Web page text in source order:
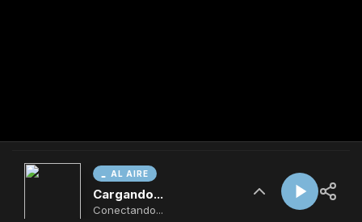
AL AIRE
Cargando...
Conectando...